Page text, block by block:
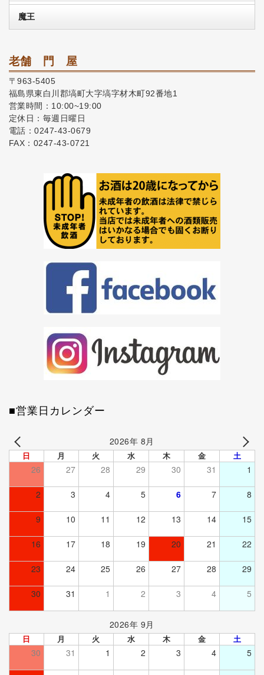
魔王
老舗 門 屋
〒963-5405
福島県東白川郡塙町大字塙字材木町92番地1
営業時間：10:00~19:00
定休日：毎週日曜日
電話：0247-43-0679
FAX：0247-43-0721
■営業日カレンダー
2026年 8月
日 月 火 水 木 金 土
26 27 28 29 30 31 1
2 3 4 5 6 7 8
9 10 11 12 13 14 15
16 17 18 19 20 21 22
23 24 25 26 27 28 29
30 31 1 2 3 4 5
2026年 9月
日 月 火 水 木 金 土
30 31 1 2 3 4 5